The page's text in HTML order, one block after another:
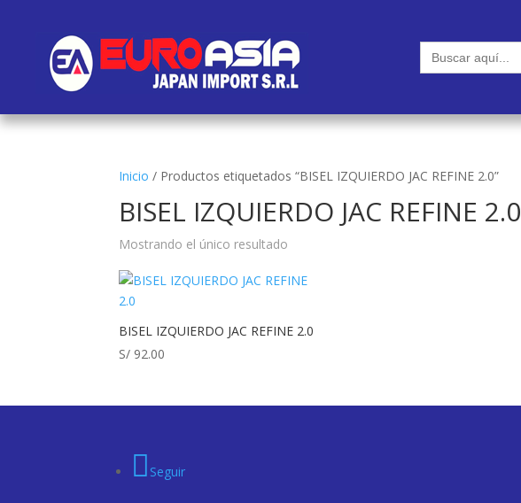
Buscar:
Inicio / Productos etiquetados “BISEL IZQUIERDO JAC REFINE 2.0”
BISEL IZQUIERDO JAC REFINE 2.0
Mostrando el único resultado
BISEL IZQUIERDO JAC REFINE 2.0
S/ 92.00
Seguir